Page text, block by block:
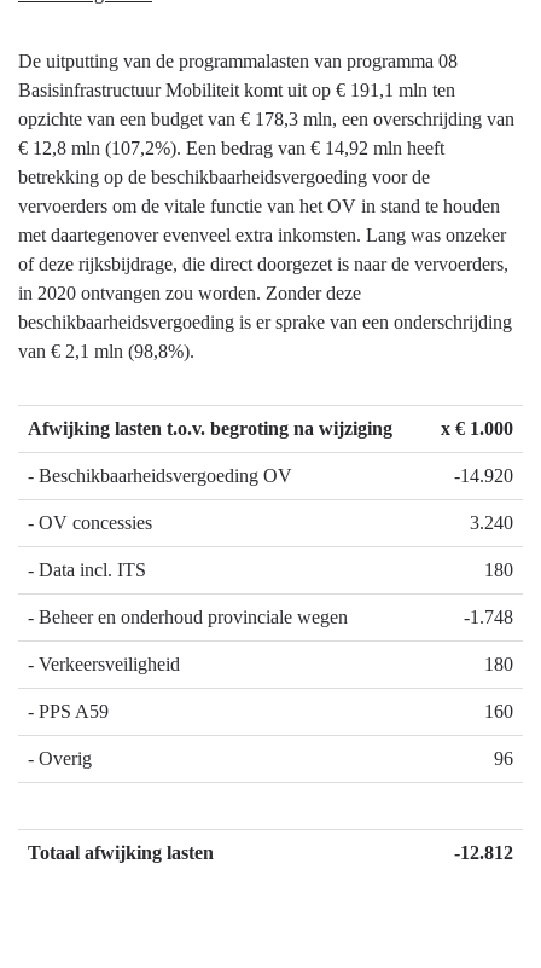
Programma
Basisinfrastructuur
mobiliteit
gekost
wat
De uitputting van de programmalasten van programma 08
Basisinfrastructuur Mobiliteit komt uit op € 191,1 mln ten
opzichte van een budget van € 178,3 mln, een overschrijding van
€ 12,8 mln (107,2%). Een bedrag van € 14,92 mln heeft
betrekking op de beschikbaarheidsvergoeding voor de
vervoerders om de vitale functie van het OV in stand te houden
met daartegenover evenveel extra inkomsten. Lang was onzeker
of deze rijksbijdrage, die direct doorgezet is naar de vervoerders,
in 2020 ontvangen zou worden. Zonder deze
beschikbaarheidsvergoeding is er sprake van een onderschrijding
van € 2,1 mln (98,8%).
Afwijking lasten t.o.v. begroting na wijziging x € 1.000
- Beschikbaarheidsvergoeding OV -14.920
- OV concessies 3.240
- Data incl. ITS 180
- Beheer en onderhoud provinciale wegen -1.748
- Verkeersveiligheid 180
- PPS A59 160
- Overig 96
Totaal afwijking lasten -12.812